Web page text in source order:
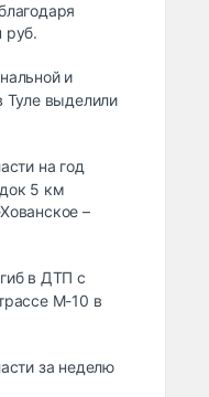
руб.
и
Туле выделили
на год
5 км
–
в ДТП с
М-10 в
за неделю